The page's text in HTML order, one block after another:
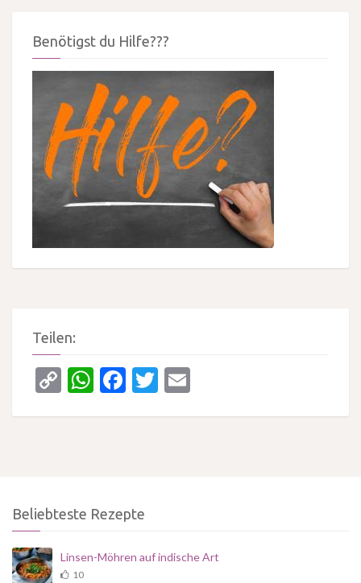
Benötigst du Hilfe???
Teilen:
CopyWhatsApp
Facebook
Twitter
Beliebteste Rezepte
Linsen-Möhren auf indische Art
10